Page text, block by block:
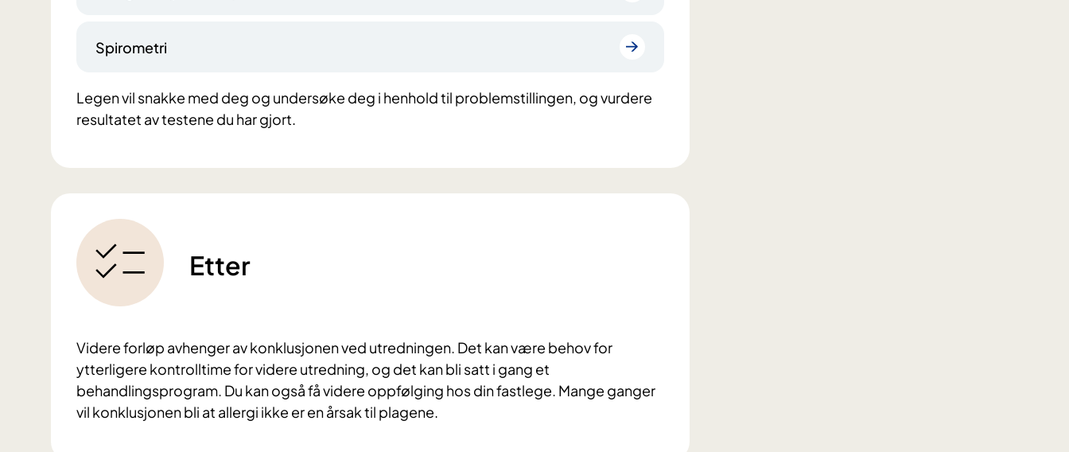
Spirometri
Legen vil snakke med deg og undersøke deg i henhold til problemstillingen, og vurdere
resultatet av testene du har gjort.
Etter
Videre forløp avhenger av konklusjonen ved utredningen. Det kan være behov for
ytterligere kontrolltime for videre utredning, og det kan bli satt i gang et
behandlingsprogram. Du kan også få videre oppfølging hos din fastlege. Mange ganger
vil konklusjonen bli at allergi ikke er en årsak til plagene.